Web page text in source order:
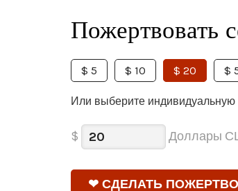
Пожертвовать
$ 5 $ 10 $ 20 $
Или выберите
$ Доллары